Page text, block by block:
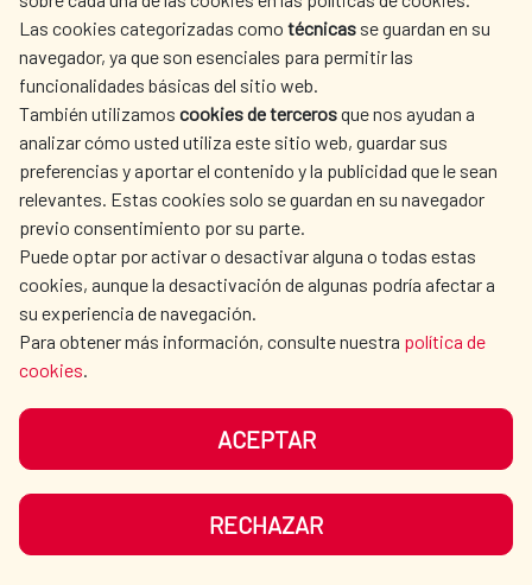
La Red de Escuelas Asociadas de la
UNESCO refuerza su papel
estratégico en la educación frente
a los nuevos retos globales
La Red de Escuelas Asociadas de la
UNESCO refuerza su papel estratégico en la
educación frente a los nuevos retos
globales La Red estrena un espacio
Cooperación Española |
LEER MÁS
Las cookies categorizadas como técnicas se guardan en su
navegador, ya que son esenciales para permitir las
funcionalidades básicas del sitio web.
También utilizamos cookies de tercerosque nos ayudan a
analizar cómo usted utiliza este sitio web, guardar sus
preferencias y aportar el contenido y la publicidad que le sean
relevantes. Estas cookies solo se guardan en su navegador
previo consentimiento por su parte.
Puede optar por activar o desactivar alguna o todas estas
cookies, aunque la desactivación de algunas podría afectar a
su experiencia de navegación.
Para obtener más información, consulte nuestra política de
cookies.
ACEPTAR
RECHAZAR